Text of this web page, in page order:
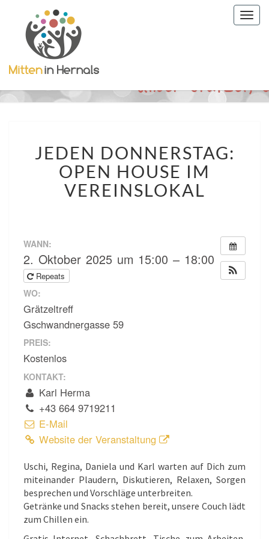
DONNERSTAG:
OPEN
HOUSE
IM
JEDEN DONNERSTAG:
OPEN HOUSE IM
VEREINSLOKAL
WANN:
2. Oktober 2025 um 15:00 – 18:00
Repeats
WO:
Grätzeltreff
Gschwandnergasse 59
PREIS:
Kostenlos
KONTAKT:
Karl Herma
+43 664 9719211
E-Mail
Website der Veranstaltung
Uschi, Regina, Daniela und Karl warten auf Dich zum
miteinander Plaudern, Diskutieren, Relaxen, Sorgen
besprechen und Vorschläge unterbreiten.
Getränke und Snacks stehen bereit, unsere Couch lädt
zum Chillen ein.